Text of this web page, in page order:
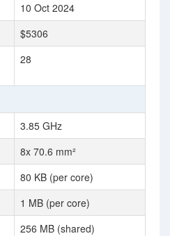
10 Oct 2024
$5306
28
3.85 GHz
8x 70.6 mm²
80 KB (per core)
1 MB (per core)
256 MB (shared)